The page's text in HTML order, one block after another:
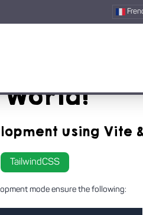
using Vite
TailwindCSS
mode ensure the following: